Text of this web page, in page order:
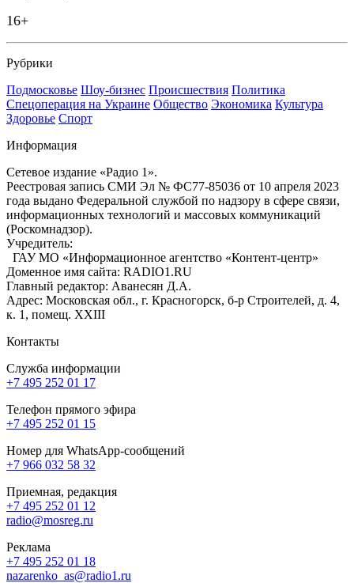
16+
Рубрики
Подмосковье Шоу-бизнес Происшествия Политика
Спецоперация на Украине Общество Экономика Культура
Здоровье Спорт
Информация
Сетевое издание «Радио 1».
Реестровая запись СМИ Эл № ФС77-85036 от 10 апреля 2023
года выдано Федеральной службой по надзору в сфере связи,
информационных технологий и массовых коммуникаций
(Роскомнадзор).
Учредитель:
ГАУ МО «Информационное агентство «Контент-центр»
Доменное имя сайта: RADIO1.RU
Главный редактор: Аванесян Д.А.
Адрес: Московская обл., г. Красногорск, б-р Строителей, д. 4,
к. 1, помещ. XXIII
Контакты
Служба информации
+7 495 252 01 17
Телефон прямого эфира
+7 495 252 01 15
Номер для WhatsApp-сообщений
+7 966 032 58 32
Приемная, редакция
+7 495 252 01 12
radio@mosreg.ru
Реклама
+7 495 252 01 18
nazarenko_as@radio1.ru